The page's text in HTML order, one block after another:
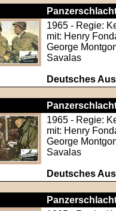
1965 - Regie:
mit: Henry
George
Savalas
Deutsches
1965 - Regie:
mit: Henry
George
Savalas
Deutsches